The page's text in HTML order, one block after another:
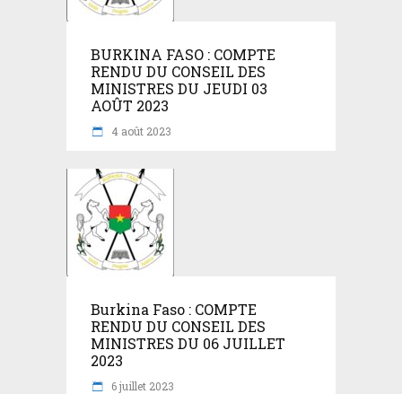
BURKINA FASO : COMPTE
RENDU DU CONSEIL DES
MINISTRES DU JEUDI 03
AOÛT 2023
4 août 2023
Burkina Faso : COMPTE
RENDU DU CONSEIL DES
MINISTRES DU 06 JUILLET
2023
6 juillet 2023